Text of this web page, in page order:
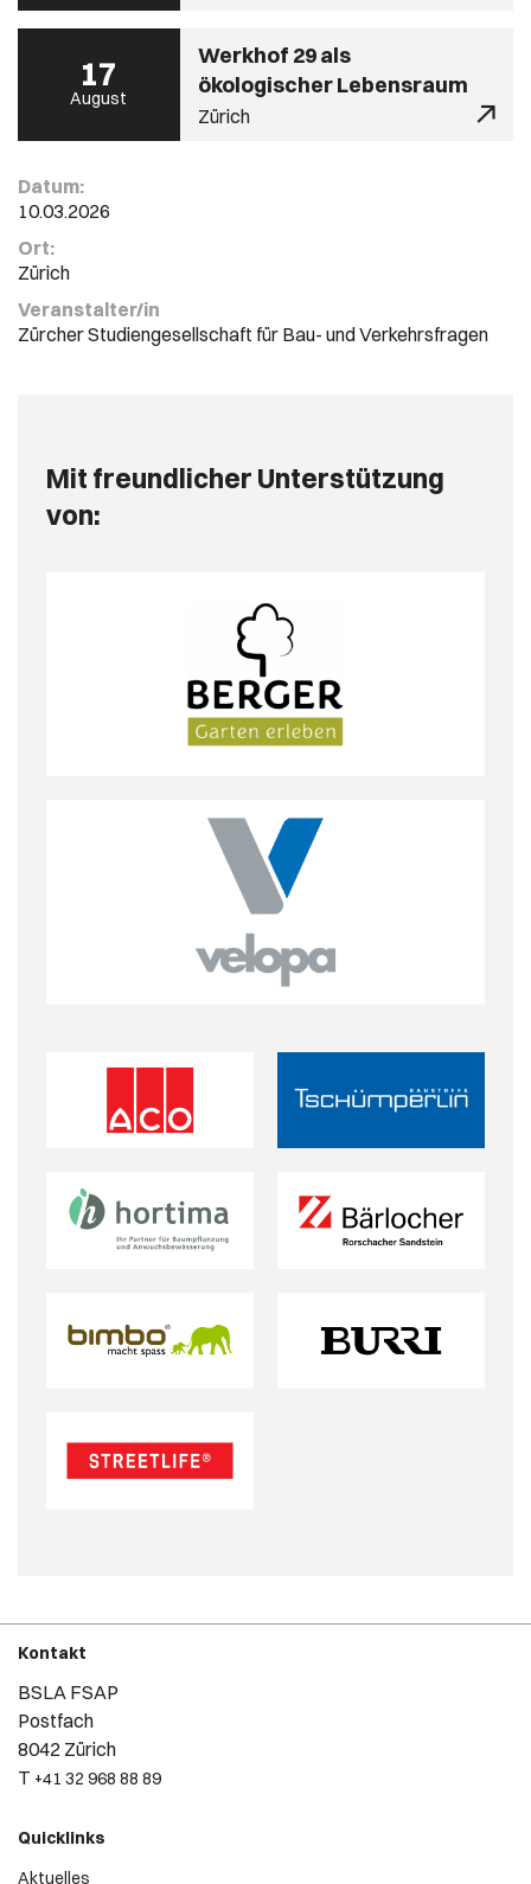
17
August
Werkhof 29 als
ökologischer Lebensraum
Zürich
Datum:
10.03.2026
Ort:
Zürich
Veranstalter/in
Zürcher Studiengesellschaft für Bau- und Verkehrsfragen
Mit freundlicher Unterstützung
von:
Kontakt
BSLA FSAP
Postfach
8042 Zürich
T +41 32 968 88 89
Quicklinks
Aktuelles